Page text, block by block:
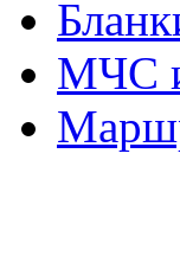
МЧС